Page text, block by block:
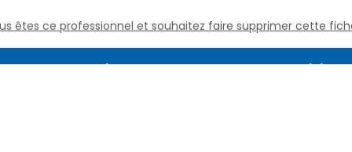
êtes ce professionnel et souhaitez faire supprimer cette
Assistance Juridique